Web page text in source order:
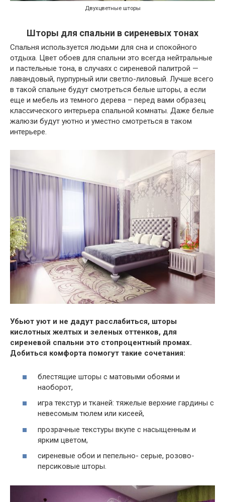
Двухцветные шторы
Шторы для спальни в сиреневых тонах
Спальня используется людьми для сна и спокойного
отдыха. Цвет обоев для спальни это всегда нейтральные
и пастельные тона, в случаях с сиреневой палитрой —
лавандовый, пурпурный или светло-лиловый. Лучше всего
в такой спальне будут смотреться белые шторы, а если
еще и мебель из темного дерева – перед вами образец
классического интерьера спальной комнаты. Даже белые
жалюзи будут уютно и уместно смотреться в таком
интерьере.
Убьют уют и не дадут расслабиться, шторы
кислотных желтых и зеленых оттенков, для
сиреневой спальни это стопроцентный промах.
Добиться комфорта помогут такие сочетания:
блестящие шторы с матовыми обоями и
наоборот,
игра текстур и тканей: тяжелые верхние гардины с
невесомым тюлем или кисеей,
прозрачные текстуры вкупе с насыщенным и
ярким цветом,
сиреневые обои и пепельно- серые, розово-
персиковые шторы.